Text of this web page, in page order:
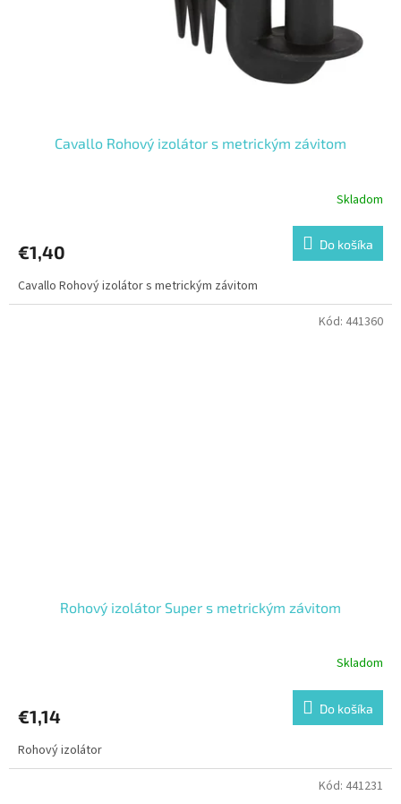
Cavallo Rohový izolátor s metrickým závitom
Skladom
€1,40 Do košíka
Cavallo Rohový izolátor s metrickým závitom
Rohový izolátor Super s metrickým závitom
Skladom
€1,14 Do košíka
Rohový izolátor
Kód: 441360
Kód: 441231